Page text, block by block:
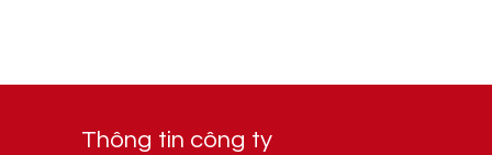
Thông tin công ty